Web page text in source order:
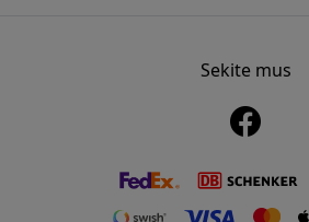
www.nordicsmartlight.se
www.plaud.se
Sekite mus